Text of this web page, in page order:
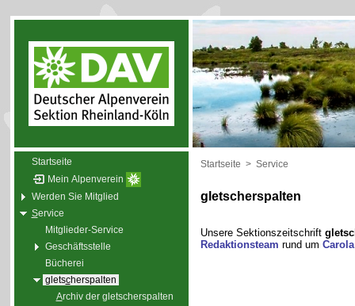
Startseite
Mein Alpenverein
Werden Sie Mitglied
Service
Mitglieder-Service
Geschäftsstelle
Bücherei
gletscherspalten
Archiv der gletscherspalten
Startseite > Service
gletscherspalten
Unsere Sektionszeitschrift
Redaktionsteam rund um